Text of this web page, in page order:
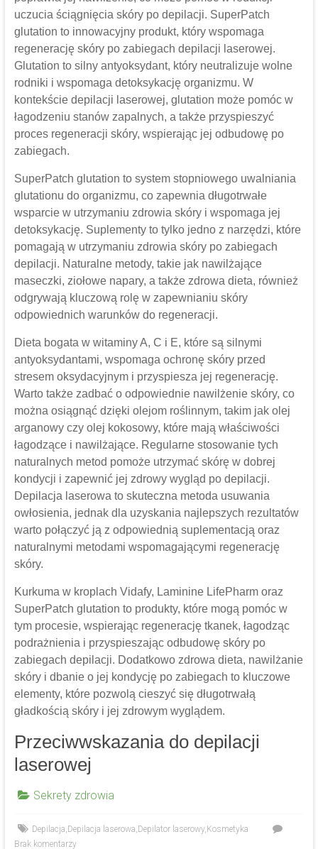
uczucia ściągnięcia skóry po depilacji. SuperPatch
glutation to innowacyjny produkt, który wspomaga
regenerację skóry po zabiegach depilacji laserowej.
Glutation to silny antyoksydant, który neutralizuje wolne
rodniki i wspomaga detoksykację organizmu. W
kontekście depilacji laserowej, glutation może pomóc w
łagodzeniu stanów zapalnych, a także przyspieszyć
proces regeneracji skóry, wspierając jej odbudowę po
zabiegach.
SuperPatch glutation to system stopniowego uwalniania
glutationu do organizmu, co zapewnia długotrwałe
wsparcie w utrzymaniu zdrowia skóry i wspomaga jej
detoksykację. Suplementy to tylko jedno z narzędzi, które
pomagają w utrzymaniu zdrowia skóry po zabiegach
depilacji. Naturalne metody, takie jak nawilżające
maseczki, ziołowe napary, a także zdrowa dieta, również
odgrywają kluczową rolę w zapewnianiu skóry
odpowiednich warunków do regeneracji.
Dieta bogata w witaminy A, C i E, które są silnymi
antyoksydantami, wspomaga ochronę skóry przed
stresem oksydacyjnym i przyspiesza jej regenerację.
Warto także zadbać o odpowiednie nawilżenie skóry, co
można osiągnąć dzięki olejom roślinnym, takim jak olej
arganowy czy olej kokosowy, które mają właściwości
łagodzące i nawilżające. Regularne stosowanie tych
naturalnych metod pomoże utrzymać skórę w dobrej
kondycji i zapewnić jej zdrowy wygląd po depilacji.
Depilacja laserowa to skuteczna metoda usuwania
owłosienia, jednak dla uzyskania najlepszych rezultatów
warto połączyć ją z odpowiednią suplementacją oraz
naturalnymi metodami wspomagającymi regenerację
skóry.
Kurkuma w kroplach Vidafy, Laminine LifePharm oraz
SuperPatch glutation to produkty, które mogą pomóc w
tym procesie, wspierając regenerację tkanek, łagodząc
podrażnienia i przyspieszając odbudowę skóry po
zabiegach depilacji. Dodatkowo zdrowa dieta, nawilżanie
skóry i dbanie o jej kondycję po zabiegach to kluczowe
elementy, które pozwolą cieszyć się długotrwałą
gładkością skóry i jej zdrowym wyglądem.
Przeciwwskazania do depilacji
laserowej
Sekrety zdrowia
Depilacja, Depilacja laserowa, Depilator laserowy, Kosmetyka
Brak komentarzy